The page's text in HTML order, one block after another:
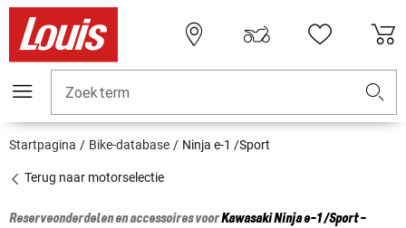
Zoekterm
Startpagina Bike-database Ninja e-1 /Sport
Terug naar motorselectie
Reserveonderdelen en accessoires voorKawasakiNinja e-1 /Sport -